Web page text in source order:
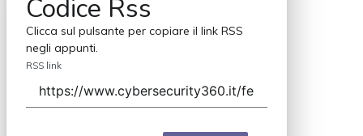
Codice Rss
Clicca sul pulsante per copiare il link RSS
negli appunti.
RSS link